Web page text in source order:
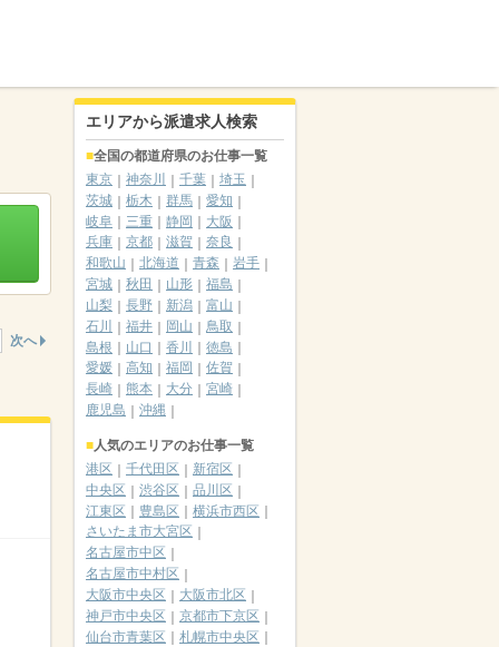
次へ
エリアから派遣求人検索
全国の都道府県のお仕事一覧
東京
神奈川 千葉
埼玉
茨城
栃木 群馬
愛知
岐阜
三重 静岡
大阪
兵庫
京都 滋賀
奈良
和歌山
北海道 青森
岩手
宮城
秋田 山形
福島
山梨
長野 新潟
富山
石川
福井 岡山
鳥取
島根
山口 香川
徳島
愛媛
高知 福岡
佐賀
長崎
熊本 大分
宮崎
鹿児島
沖縄
人気のエリアのお仕事一覧
港区
千代田区
新宿区
中央区
渋谷区
品川区
江東区
豊島区
横浜市西区
さいたま市大宮区
名古屋市中区
名古屋市中村区
大阪市中央区
大阪市北区
神戸市中央区
京都市下京区
仙台市青葉区
札幌市中央区